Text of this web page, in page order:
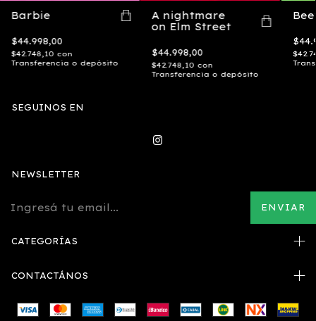
Barbie
$44.998,00
$42.748,10 con
Transferencia o depósito
A nightmare
on Elm Street
$44.998,00
$42.748,10con
Transferencia o depósito
SEGUINOS EN
NEWSLETTER
CATEGORÍAS
CONTACTÁNOS